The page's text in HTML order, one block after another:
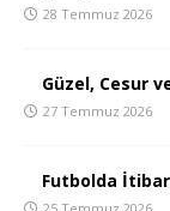
28 Temmuz 2026
Güzel, Cesur
27 Temmuz 2026
Futbolda